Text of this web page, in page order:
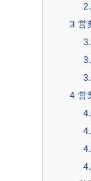
3 営
4 営